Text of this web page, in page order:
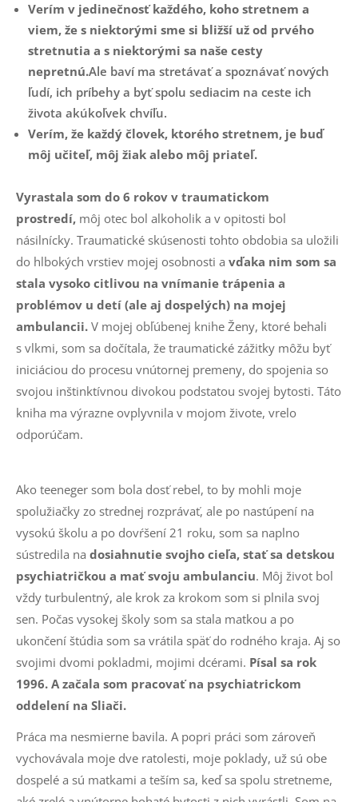
Verím v jedinečnosť každého, koho stretnem a
viem, že s niektorými sme si bližší už od prvého
stretnutia a s niektorými sa naše cesty
nepretnú.Ale baví ma stretávať a spoznávať nových
ľudí, ich príbehy a byť spolu sediacim na ceste ich
života akúkoľvek chvíľu.
Verím, že každý človek, ktorého stretnem, je buď
môj učiteľ, môj žiak alebo môj priateľ.
Vyrastala som do 6 rokov v traumatickom
prostredí, môj otec bol alkoholik a v opitosti bol
násilnícky. Traumatické skúsenosti tohto obdobia sa uložili
do hlbokých vrstiev mojej osobnosti a vďaka nim som sa
stala vysoko citlivou na vnímanie trápenia a
problémov u detí (ale aj dospelých) na mojej
ambulancii. V mojej obľúbenej knihe Ženy, ktoré behali
s vlkmi, som sa dočítala, že traumatické zážitky môžu byť
iniciáciou do procesu vnútornej premeny, do spojenia so
svojou inštinktívnou divokou podstatou svojej bytosti. Táto
kniha ma výrazne ovplyvnila v mojom živote, vrelo
odporúčam.
Ako teeneger som bola dosť rebel, to by mohli moje
spolužiačky zo strednej rozprávať, ale po nastúpení na
vysokú školu a po dovŕšení 21 roku, som sa naplno
sústredila na dosiahnutie svojho cieľa, stať sa detskou
psychiatričkou a mať svoju ambulanciu. Môj život bol
vždy turbulentný, ale krok za krokom som si plnila svoj
sen. Počas vysokej školy som sa stala matkou a po
ukončení štúdia som sa vrátila späť do rodného kraja. Aj so
svojimi dvomi pokladmi, mojimi dcérami. Písal sa rok
1996. A začala som pracovať na psychiatrickom
oddelení na Sliači.
Práca ma nesmierne bavila. A popri práci som zároveň
vychovávala moje dve ratolesti, moje poklady, už sú obe
dospelé a sú matkami a teším sa, keď sa spolu stretneme,